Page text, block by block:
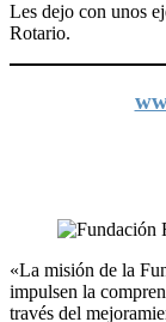
Les dejo con unos
Rotario.
«La misión de la
impulsen la
través del